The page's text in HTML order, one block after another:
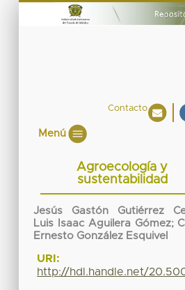
Contacto
Menú
Agroecología y
sustentabilidad
Jesús Gastón Gutiérrez
Luis Isaac Aguilera Gómez;
Ernesto González Esquivel
URI:
http://hdl.handle.net/